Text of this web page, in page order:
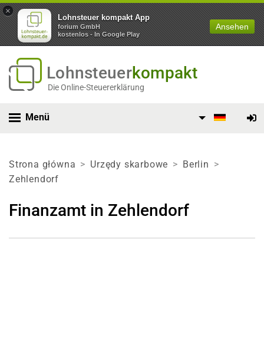
×
Lohnsteuer kompakt App
forium GmbH
kostenlos - In Google Play
Ansehen
Lohnsteuerkompakt
Die Online-Steuererklärung
Menü
Strona główna Urzędy skarbowe
Berlin
Zehlendorf
Finanzamt in Zehlendorf